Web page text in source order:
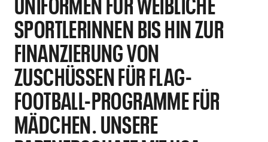
ORTLERINNEN BIS HIN ZUR FI
NANZIERUNG VON ZU
SCHÜSSEN FÜR FLAG-FO
OTBALL-PROGRAMME FÜR MÄ
DCHEN. UNSERE PA